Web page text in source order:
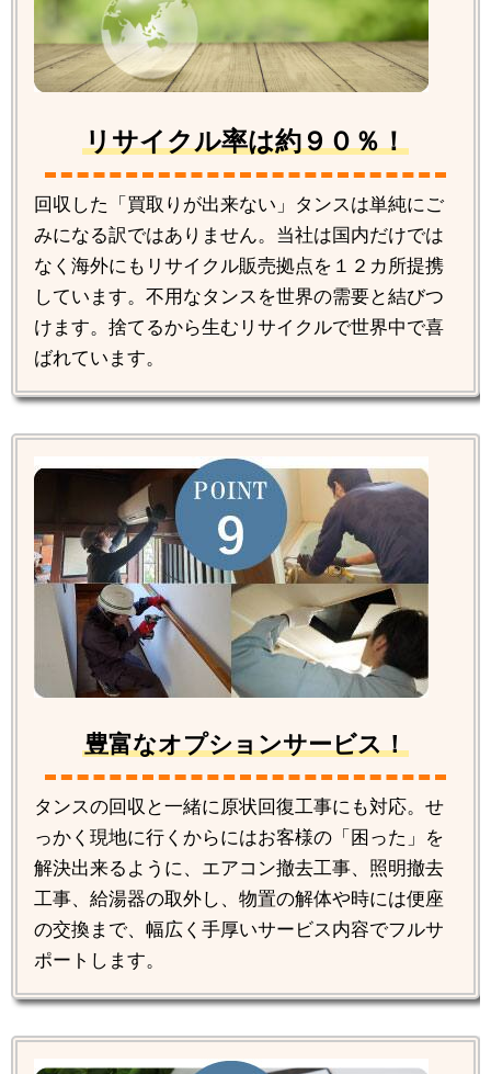
リサイクル率は約９０％！
回収した「買取りが出来ない」タンスは単純にご
みになる訳ではありません。当社は国内だけでは
なく海外にもリサイクル販売拠点を１２カ所提携
しています。不用なタンスを世界の需要と結びつ
けます。捨てるから生むリサイクルで世界中で喜
ばれています。
豊富なオプションサービス！
タンスの回収と一緒に原状回復工事にも対応。せ
っかく現地に行くからにはお客様の「困った」を
解決出来るように、エアコン撤去工事、照明撤去
工事、給湯器の取外し、物置の解体や時には便座
の交換まで、幅広く手厚いサービス内容でフルサ
ポートします。